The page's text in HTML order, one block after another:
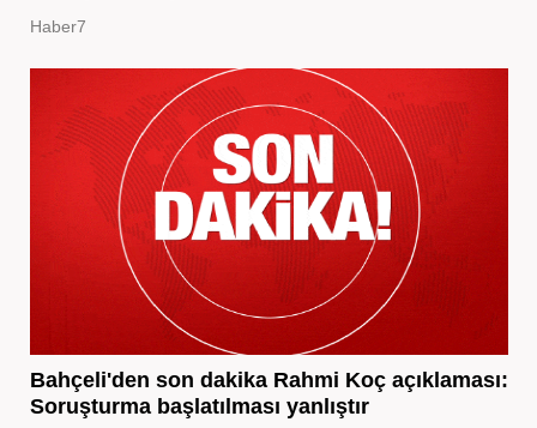
Haber7
Bahçeli'den son dakika Rahmi Koç açıklaması:
Soruşturma başlatılması yanlıştır